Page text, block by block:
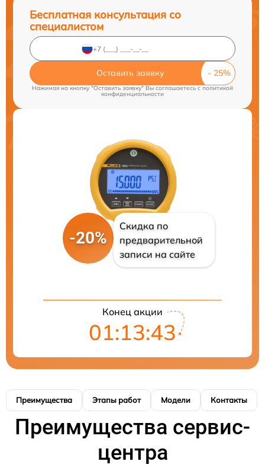
Бесплатная консультация со
специалистом
Оставить заявку
Нажимая на кнопку "Оставить заявку" Вы соглашаетесь cполитикой
конфиденциальности
-20%
Скидка по
предварительной
записи на сайте
Конец акции
01:13:42
Преимущества Этапы работ Модели Контакты
Преимущества сервис-
центра